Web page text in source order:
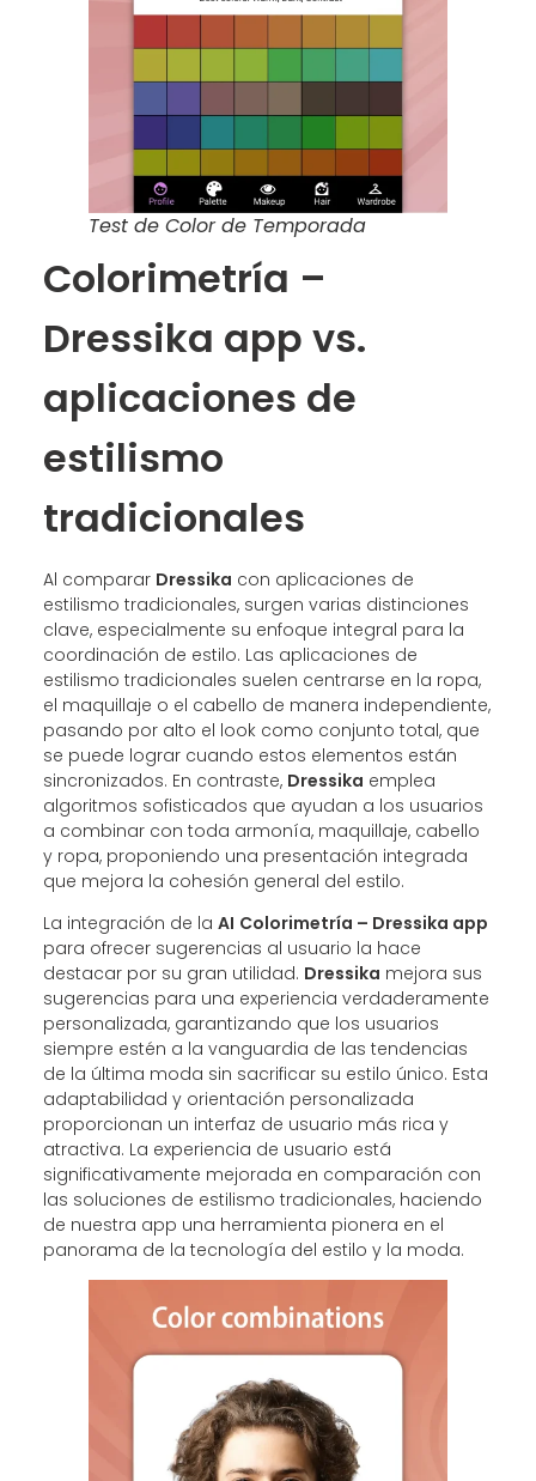
Test de Color de Temporada
Colorimetría –
Dressika app vs.
aplicaciones de
estilismo
tradicionales
Al comparar Dressika con aplicaciones de
estilismo tradicionales, surgen varias distinciones
clave, especialmente su enfoque integral para la
coordinación de estilo. Las aplicaciones de
estilismo tradicionales suelen centrarse en la ropa,
el maquillaje o el cabello de manera independiente,
pasando por alto el look como conjunto total, que
se puede lograr cuando estos elementos están
sincronizados. En contraste, Dressika emplea
algoritmos sofisticados que ayudan a los usuarios
a combinar con toda armonía, maquillaje, cabello
y ropa, proponiendo una presentación integrada
que mejora la cohesión general del estilo.
La integración de la AI Colorimetría – Dressika app
para ofrecer sugerencias al usuario la hace
destacar por su gran utilidad. Dressika mejora sus
sugerencias para una experiencia verdaderamente
personalizada, garantizando que los usuarios
siempre estén a la vanguardia de las tendencias
de la última moda sin sacrificar su estilo único. Esta
adaptabilidad y orientación personalizada
proporcionan un interfaz de usuario más rica y
atractiva. La experiencia de usuario está
significativamente mejorada en comparación con
las soluciones de estilismo tradicionales, haciendo
de nuestra app una herramienta pionera en el
panorama de la tecnología del estilo y la moda.